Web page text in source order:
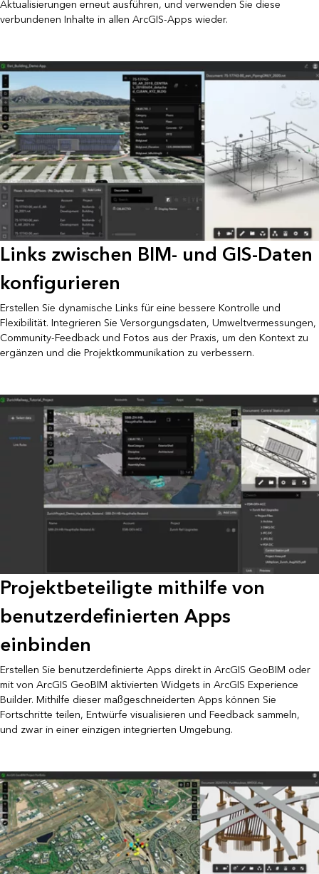
Aktualisierungen erneut ausführen, und verwenden Sie diese
verbundenen Inhalte in allen ArcGIS-Apps wieder.
Links zwischen BIM- und GIS-Daten
konfigurieren
Erstellen Sie dynamische Links für eine bessere Kontrolle und
Flexibilität. Integrieren Sie Versorgungsdaten, Umweltvermessungen,
Community-Feedback und Fotos aus der Praxis, um den Kontext zu
ergänzen und die Projektkommunikation zu verbessern.
Projektbeteiligte mithilfe von
benutzerdefinierten Apps
einbinden
Erstellen Sie benutzerdefinierte Apps direkt in ArcGIS GeoBIM oder
mit von ArcGIS GeoBIM aktivierten Widgets in ArcGIS Experience
Builder. Mithilfe dieser maßgeschneiderten Apps können Sie
Fortschritte teilen, Entwürfe visualisieren und Feedback sammeln,
und zwar in einer einzigen integrierten Umgebung.